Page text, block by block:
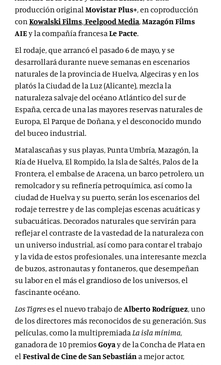
producción originalMovistar Plus+, en coproducción
conKowalski Films,Feelgood Media,Mazagón Films
AIEy la compañía francesaLe Pacte.
El rodaje, que arrancó el pasado 6 de mayo, y se
desarrollará durante nueve semanas en escenarios
naturales de la provincia de Huelva, Algeciras y en los
platós la Ciudad de la Luz (Alicante), mezcla la
naturaleza salvaje del océano Atlántico del sur de
España, cerca de una las mayores reservas naturales de
Europa, El Parque de Doñana, y el desconocido mundo
del buceo industrial.
Matalascañas y sus playas, Punta Umbría, Mazagón, la
Ría de Huelva, El Rompido, la Isla de Saltés, Palos de la
Frontera, el embalse de Aracena, un barco petrolero, un
remolcador y su refinería petroquímica, así como la
ciudad de Huelva y su puerto, serán los escenarios del
rodaje terrestre y de las complejas escenas acuáticas y
subacuáticas. Decorados naturales que servirán para
reflejar el contraste de la vastedad de la naturaleza con
un universo industrial, así como para contar el trabajo
y la vida de estos profesionales, una interesante mezcla
de buzos, astronautas y fontaneros, que desempeñan
su labor en el más el grandioso de los universos, el
fascinante océano.
Los Tigreses el nuevo trabajo deAlberto Rodríguez, uno
de los directores más reconocidos de su generación. Sus
películas, como la multipremiadaLa isla mínima,
ganadora de 10 premios Goyay de la Concha de Plata en
elFestival de Cine de San Sebastián a mejor actor,